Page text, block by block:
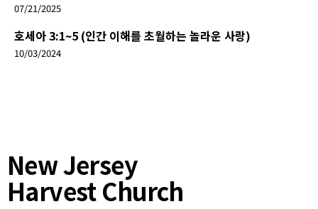
07/21/2025
호세아 3:1~5 (인간 이해를 초월하는 놀라운 사랑)
10/03/2024
New Jersey
Harvest Church